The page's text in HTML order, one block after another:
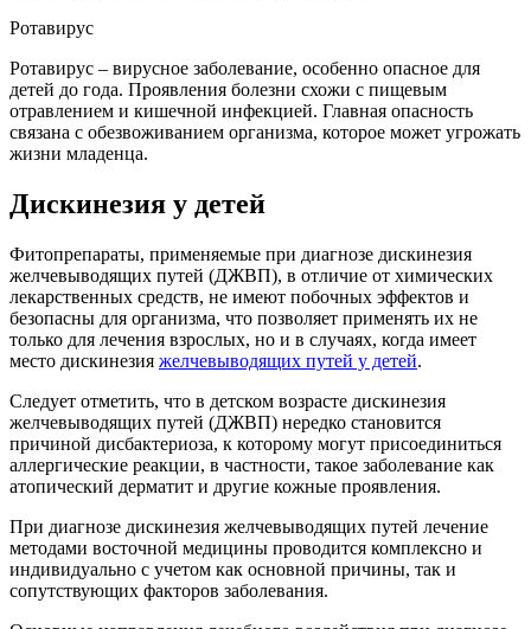
Ротавирус
Ротавирус – вирусное заболевание, особенно опасное для
детей до года. Проявления болезни схожи с пищевым
отравлением и кишечной инфекцией. Главная опасность
связана с обезвоживанием организма, которое может угрожать
жизни младенца.
Дискинезия у детей
Фитопрепараты, применяемые при диагнозе дискинезия
желчевыводящих путей (ДЖВП), в отличие от химических
лекарственных средств, не имеют побочных эффектов и
безопасны для организма, что позволяет применять их не
только для лечения взрослых, но и в случаях, когда имеет
место дискинезия желчевыводящих путей у детей.
Следует отметить, что в детском возрасте дискинезия
желчевыводящих путей (ДЖВП) нередко становится
причиной дисбактериоза, к которому могут присоединиться
аллергические реакции, в частности, такое заболевание как
атопический дерматит и другие кожные проявления.
При диагнозе дискинезия желчевыводящих путей лечение
методами восточной медицины проводится комплексно и
индивидуально с учетом как основной причины, так и
сопутствующих факторов заболевания.